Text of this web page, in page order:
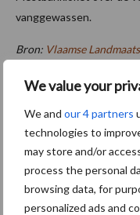
We value your
We and our 4 partners
technologies to
may store and/or
process the personal
browsing data, for
personalized ads and
vanggewassen. ​ ​
Bron: Vlaamse
Meer